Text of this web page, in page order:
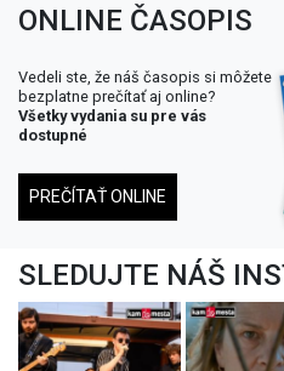
ONLINE ČASOPIS
Vedeli ste, že náš časopis si môžete
bezplatne prečítať aj online?
Všetky vydania su pre vás
dostupné
PREČÍTAŤ ONLINE
SLEDUJTE NÁŠ